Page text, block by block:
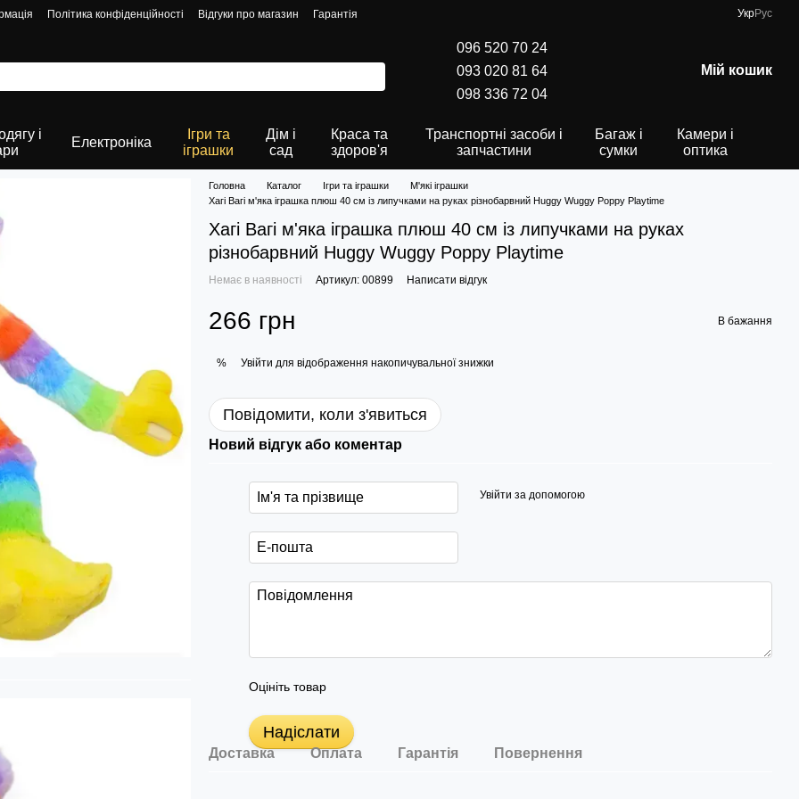
Політика конфіденційності Відгуки про магазин Гарантія УкрРус
096 520 70 24
093 020 81 64
098 336 72 04
Мій кошик
і
Електроніка
Ігри та
іграшки
Дім і
сад
Краса та
здоров'я
Транспортні засоби і
запчастини
Багаж і
сумки
Камери і
оптика
Головна Каталог Ігри та іграшки
М'які іграшки
Хагі Вагі м'яка іграшка плюш 40 см із липучками на руках різнобарвний Huggy Wuggy Poppy Playtime
Хагі Вагі м'яка іграшка плюш 40 см із липучками на руках
різнобарвний Huggy Wuggy Poppy Playtime
Немає в наявності Артикул: 00899 Написати відгук
266 грн В бажання
% Увійти для відображення накопичувальної знижки
Повідомити, коли з'явиться
Новий відгук або коментар
Увійти за допомогою
Оцініть товар
Надіслати
Доставка Оплата Гарантія Повернення